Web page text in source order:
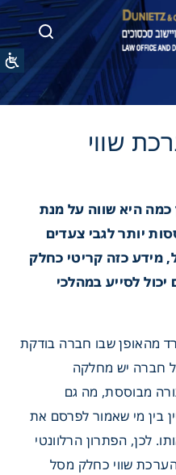
היא שווה על מנת
יותר לגבי צעדים
מידע כזה קריטי כחלק
לסייע במהלכי
מהאופן שבו חברה בודקת
חברה יש מחלקה
מבוססת, מה גם
בין מי שאמור לפרסם את
לכן, הפתרון הרלוונטי
שווי כחלק מסל